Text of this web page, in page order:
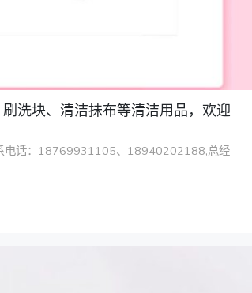
洗块、清洁抺布等清洁用品，欢迎
系电话：18769931105、18940202188,总经